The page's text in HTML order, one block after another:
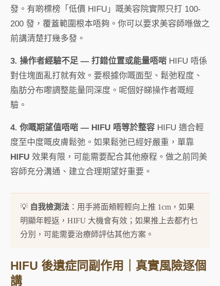
發。有啲標榜「低價 HIFU」嘅美容院實際只打 100-
200 發，覆蓋範圍根本唔夠。你可以要求美容師喺做之
前講清楚打幾多發。
3. 操作者經驗不足 — 打錯位置或能量唔啱 HIFU 唔係
對住塊面亂打就有效。要根據你嘅面型、鬆弛程度、
脂肪分布嚟調整能量同深度。呢個好睇操作者嘅經
驗。
4. 你嘅期望值唔啱 — HIFU 唔等於整容 HIFU 適合輕
度至中度嘅皮膚鬆弛。如果鬆弛已經好嚴重，單靠
HIFU 效果有限，可能需要配合其他療程。做之前同美
容師充分溝通、建立合理期望好重要。
💡 自我檢測法 ：用手將面頰輕輕向上推 1cm，如果
明顯年輕返，HIFU 大機會有效；如果推上去都冇乜
分別，可能需要治療師評估其他方案。
HIFU 後遺症同副作用｜真實風險逐個
講